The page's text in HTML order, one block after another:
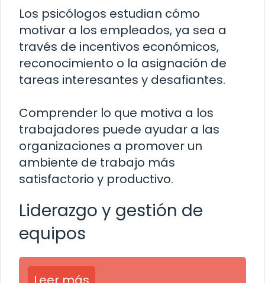
Los psicólogos estudian cómo
motivar a los empleados, ya sea a
través de incentivos económicos,
reconocimiento o la asignación de
tareas interesantes y desafiantes.
Comprender lo que motiva a los
trabajadores puede ayudar a las
organizaciones a promover un
ambiente de trabajo más
satisfactorio y productivo.
Liderazgo y gestión de
equipos